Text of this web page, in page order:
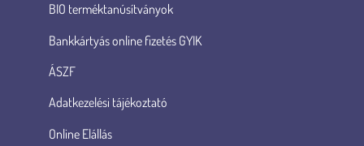
BIO terméktanúsítványok
Bankkártyás online fizetés GYIK
ÁSZF
Adatkezelési tájékoztató
Online Elállás